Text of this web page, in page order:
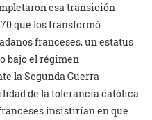
esa transición
que los transformó
franceses, un estatus
bajo el régimen
la Segunda Guerra
de la tolerancia católica
insistirían en que